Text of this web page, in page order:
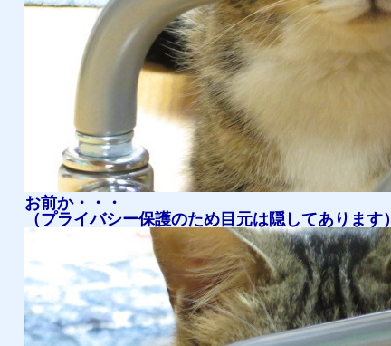
買取り 販売 お問合せ 猫日記
お前か・・・
（プライバシー保護のため目元は隠してあります）